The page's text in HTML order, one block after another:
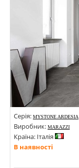
Серія: MYSTONE ARDESIA
Виробник: MARAZZI
Країна: Італія
В наявності